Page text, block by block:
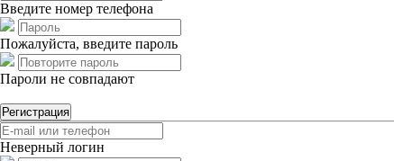
Введите номер телефона
Пожалуйста, введите пароль
Пароли не совпадают
Регистрация
Неверный логин